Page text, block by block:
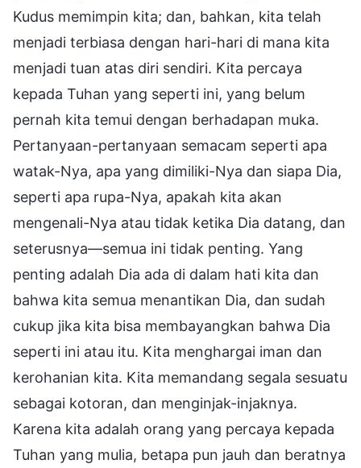
Kudus memimpin kita; dan, bahkan, kita telah
menjadi terbiasa dengan hari-hari di mana kita
menjadi tuan atas diri sendiri. Kita percaya
kepada Tuhan yang seperti ini, yang belum
pernah kita temui dengan berhadapan muka.
Pertanyaan-pertanyaan semacam seperti apa
watak-Nya, apa yang dimiliki-Nya dan siapa Dia,
seperti apa rupa-Nya, apakah kita akan
mengenali-Nya atau tidak ketika Dia datang, dan
seterusnya—semua ini tidak penting. Yang
penting adalah Dia ada di dalam hati kita dan
bahwa kita semua menantikan Dia, dan sudah
cukup jika kita bisa membayangkan bahwa Dia
seperti ini atau itu. Kita menghargai iman dan
kerohanian kita. Kita memandang segala sesuatu
sebagai kotoran, dan menginjak-injaknya.
Karena kita adalah orang yang percaya kepada
Tuhan yang mulia, betapa pun jauh dan beratnya